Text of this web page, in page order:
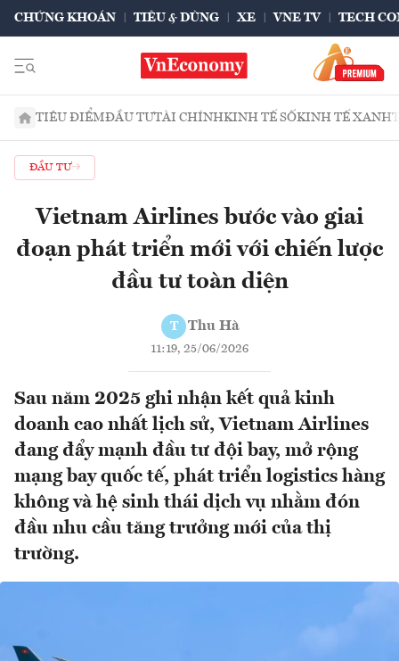
CHỨNG KHOÁN TIÊU & DÙNG XE VNE TV TECH
TIÊU ĐIỂMĐẦU TƯTÀI CHÍNHKINH TẾ SỐKINH TẾ XANH
ĐẦU TƯ
Vietnam Airlines bước vào giai
đoạn phát triển mới với chiến lược
đầu tư toàn diện
T Thu Hà
11:19, 25/06/2026
Sau năm 2025 ghi nhận kết quả kinh
doanh cao nhất lịch sử, Vietnam Airlines
đang đẩy mạnh đầu tư đội bay, mở rộng
mạng bay quốc tế, phát triển logistics hàng
không và hệ sinh thái dịch vụ nhằm đón
đầu nhu cầu tăng trưởng mới của thị
trường.